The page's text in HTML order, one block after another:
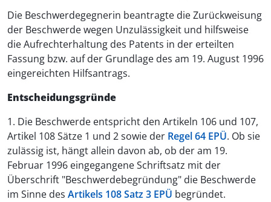
Die Beschwerdegegnerin beantragte die Zurückweisung
der Beschwerde wegen Unzulässigkeit und hilfsweise
die Aufrechterhaltung des Patents in der erteilten
Fassung bzw. auf der Grundlage des am 19. August 1996
eingereichten Hilfsantrags.
Entscheidungsgründe
1. Die Beschwerde entspricht den Artikeln 106 und 107,
Artikel 108 Sätze 1 und 2 sowie der Regel 64 EPÜ. Ob sie
zulässig ist, hängt allein davon ab, ob der am 19.
Februar 1996 eingegangene Schriftsatz mit der
Überschrift "Beschwerdebegründung" die Beschwerde
im Sinne des Artikels 108 Satz 3 EPÜ begründet.